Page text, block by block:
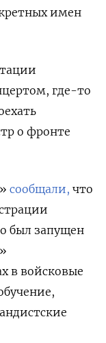
имен
где-то
о фронте
сообщали, что
был запущен
в войсковые